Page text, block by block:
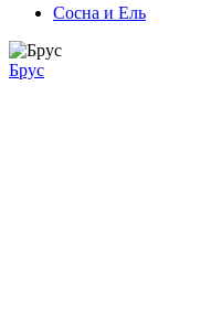
Сосна и Ель
Брус